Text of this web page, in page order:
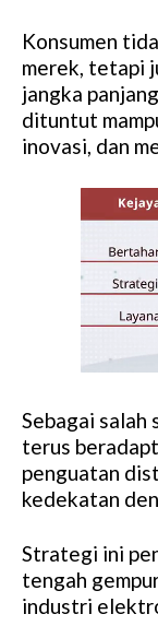
Konsumen
merek, tetapi
jangka
dituntut
inovasi, dan
Sebagai salah
terus
penguatan
kedekatan
Strategi ini
tengah
industri